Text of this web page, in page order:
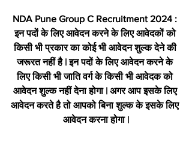
NDA Pune Group C Recruitment 2024 :
इन पदों के लिए आवेदन करने के लिए आवेदकों को
किसी भी प्रकार का कोई भी आवेदन शुल्क देने की
जरूरत नहीं है | इन पदों के लिए आवेदन करने के
लिए किसी भी जाति वर्ग के किसी भी आवेदक को
आवेदन शुल्क नहीं देना होगा | अगर आप इसके लिए
आवेदन करते है तो आपको बिना शुल्क के इसके लिए
आवेदन करना होगा |